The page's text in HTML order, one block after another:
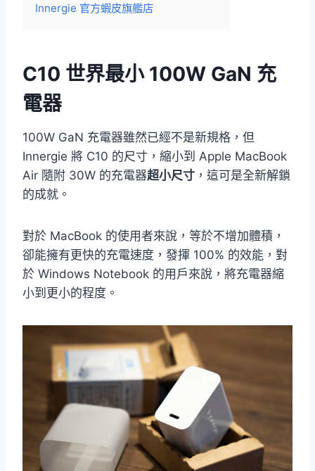
Innergie 官方蝦皮旗艦店
C10 世界最小 100W GaN 充
電器
100W GaN 充電器雖然已經不是新規格，但
Innergie 將 C10 的尺寸，縮小到 Apple MacBook
Air 隨附 30W 的充電器超小尺寸 ，這可是全新解鎖
的成就。
對於 MacBook 的使用者來說，等於不增加體積，
卻能擁有更快的充電速度，發揮 100% 的效能，對
於 Windows Notebook 的用戶來說，將充電器縮
小到更小的程度。